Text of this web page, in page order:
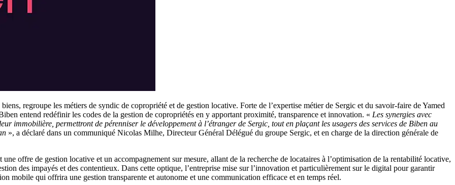
regroupe les métiers de syndic de copropriété et de gestion locative. Forte de l’expertise métier de Sergic et du savoir-faire de Yamed
entend redéfinir les codes de la gestion de copropriétés en y apportant proximité, transparence et innovation. « Les synergies avec
immobilière, permettront de pérenniser le développement à l’étranger de Sergic, tout en plaçant les usagers des services de Biben au
», a déclaré dans un communiqué Nicolas Milhe, Directeur Général Délégué du groupe Sergic, et en charge de la direction générale de
offre de gestion locative et un accompagnement sur mesure, allant de la recherche de locataires à l’optimisation de la rentabilité locative,
des impayés et des contentieux. Dans cette optique, l’entreprise mise sur l’innovation et particulièrement sur le digital pour garantir
mobile qui offrira une gestion transparente et autonome et une communication efficace et en temps réel.